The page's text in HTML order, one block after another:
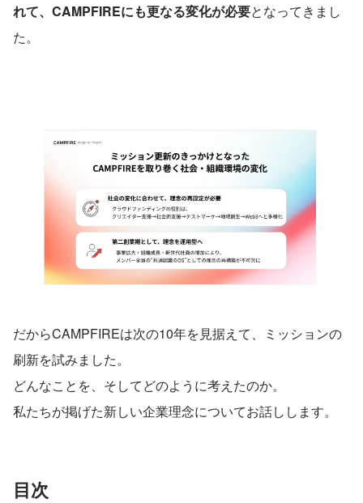
れて、CAMPFIREにも更なる変化が必要となってきまし
た。
だからCAMPFIREは次の10年を見据えて、ミッションの
刷新を試みました。
どんなことを、そしてどのように考えたのか。
私たちが掲げた新しい企業理念についてお話しします。
目次